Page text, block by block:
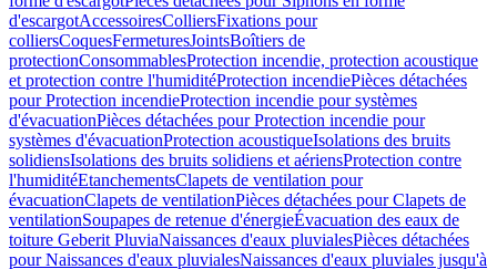
d'escargotAccessoiresColliersFixations pour
colliersCoquesFermeturesJointsBoîtiers de
protectionConsommablesProtection incendie, protection acoustique
et protection contre l'humiditéProtection incendiePièces détachées
pour Protection incendieProtection incendie pour systèmes
d'évacuationPièces détachées pour Protection incendie pour
systèmes d'évacuationProtection acoustiqueIsolations des bruits
solidiensIsolations des bruits solidiens et aériensProtection contre
l'humiditéEtanchementsClapets de ventilation pour
évacuationClapets de ventilationPièces détachées pour Clapets de
ventilationSoupapes de retenue d'énergieÉvacuation des eaux de
toiture Geberit PluviaNaissances d'eaux pluvialesPièces détachées
pour Naissances d'eaux pluvialesNaissances d'eaux pluviales jusqu'à